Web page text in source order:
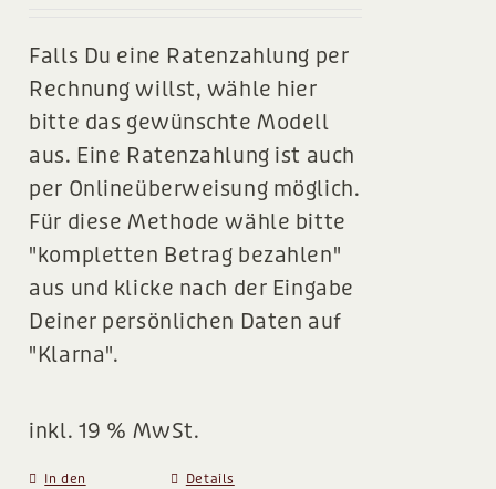
Falls Du eine Ratenzahlung per
Rechnung willst, wähle hier
bitte das gewünschte Modell
aus. Eine Ratenzahlung ist auch
per Onlineüberweisung möglich.
Für diese Methode wähle bitte
"kompletten Betrag bezahlen"
aus und klicke nach der Eingabe
Deiner persönlichen Daten auf
"Klarna".
inkl. 19 % MwSt.
In den
Details